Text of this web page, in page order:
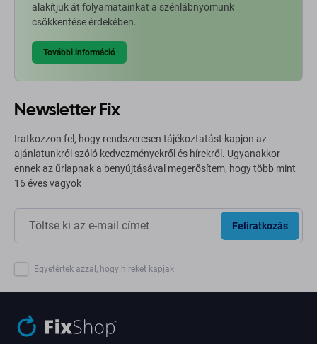
alakítjuk át folyamatainkat a szénlábnyomunk
csökkentése érdekében.
További információ
Newsletter Fix
Iratkozzon fel, hogy rendszeresen tájékoztatást kapjon az
ajánlatunkról szóló kedvezményekről és hírekről. Ugyanakkor
ennek az űrlapnak a benyújtásával megerősítem, hogy több mint
16 éves vagyok
Feliratkozás
Egyetértek azzal, hogy híreket kapjak